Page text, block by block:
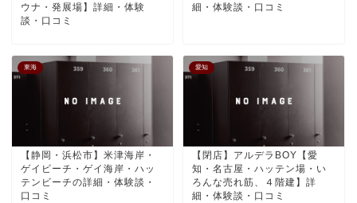
ウナ・発展場】詳細・体験
談・口コミ
細・体験談・口コミ
東海
【静岡・浜松市】米津海岸・
ゲイビーチ・ゲイ海岸・ハッ
テンビーチの詳細・体験談・
口コミ
愛知
【閉店】アルデラBOY【愛
知・名古屋・ハッテン場・い
ろんな売れ筋、４階建】詳
細・体験談・口コミ